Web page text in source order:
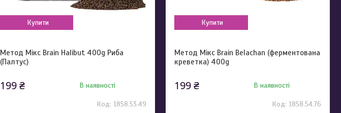
Купити
Метод Мікс Brain Halibut 400g Риба
(Палтус)
199 ₴ В наявності
1858.53.49
Купити
Метод Мікс Brain Belachan (ферментована
креветка) 400g
199 ₴ В наявності
1858.54.76